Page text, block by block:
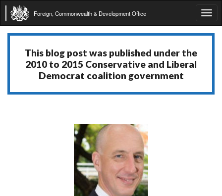
Foreign, Commonwealth & Development Office
This blog post was published under the
2010 to 2015 Conservative and Liberal
Democrat coalition government